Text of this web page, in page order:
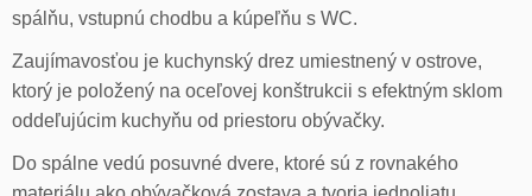
spálňu, vstupnú chodbu a kúpeľňu s WC.
Zaujímavosťou je kuchynský drez umiestnený v ostrove,
ktorý je položený na oceľovej konštrukcii s efektným sklom
oddeľujúcim kuchyňu od priestoru obývačky.
Do spálne vedú posuvné dvere, ktoré sú z rovnakého